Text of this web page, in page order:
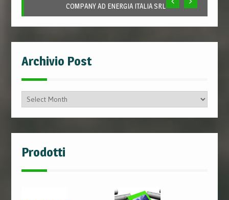
COMPANY AD ENERGIA ITALIA SRL
Archivio Post
Archivio
Prodotti